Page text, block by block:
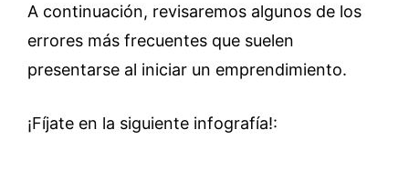
A continuación, revisaremos algunos de los
errores más frecuentes que suelen
presentarse al iniciar un emprendimiento.
¡Fíjate en la siguiente infografía!: